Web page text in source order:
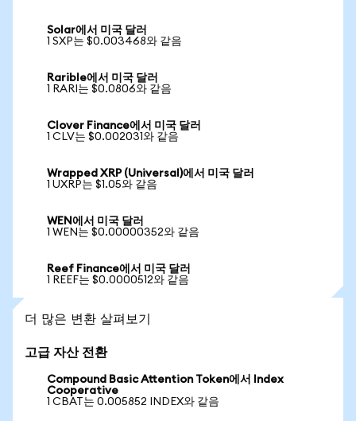
Solar에서 미국 달러
1 SXP는 $0.003468와 같음
Rarible에서 미국 달러
1 RARI는 $0.0806와 같음
Clover Finance에서 미국 달러
1 CLV는 $0.002031와 같음
Wrapped XRP (Universal)에서 미국 달러
1 UXRP는 $1.05와 같음
WEN에서 미국 달러
1 WEN는 $0.00000352와 같음
Reef Finance에서 미국 달러
1 REEF는 $0.0000512와 같음
더 많은 변환 살펴보기
고급 자산 전환
Compound Basic Attention Token에서 Index
Cooperative
1 CBAT는 0.005852 INDEX와 같음